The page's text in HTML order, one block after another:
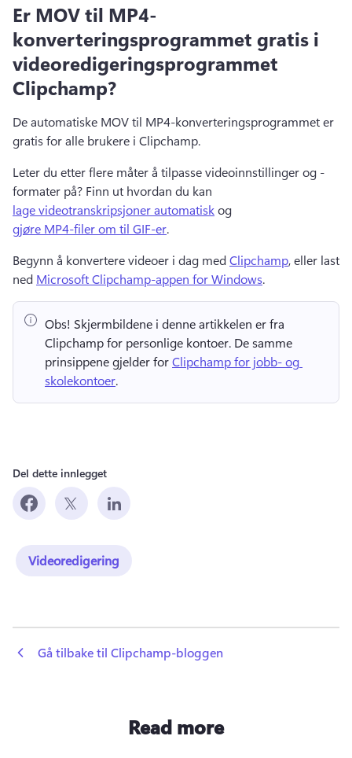
Er MOV til MP4-
konverteringsprogrammet gratis i
videoredigeringsprogrammet
Clipchamp?
De automatiske MOV til MP4-konverteringsprogrammet er
gratis for alle brukere i Clipchamp.
Leter du etter flere måter å tilpasse videoinnstillinger og -
formater på? Finn ut hvordan du kan
lage videotranskripsjoner automatisk og
gjøre MP4-filer om til GIF-er.
Begynn å konvertere videoer i dag med Clipchamp, eller last
ned Microsoft Clipchamp-appen for Windows.
Obs! Skjermbildene i denne artikkelen er fra
Clipchamp for personlige kontoer. De samme
prinsippene gjelder for Clipchamp for jobb- og
skolekontoer.
Del dette innlegget
Videoredigering
Gå tilbake til Clipchamp-bloggen
Read more